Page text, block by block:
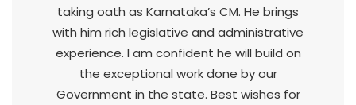
taking oath as Karnataka’s CM. He brings
with him rich legislative and administrative
experience. I am confident he will build on
the exceptional work done by our
Government in the state. Best wishes for